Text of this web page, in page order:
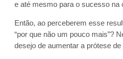
e até mesmo para o sucesso na
Então, ao perceberem esse
“por que não um pouco mais”?
desejo de aumentar a prótese de